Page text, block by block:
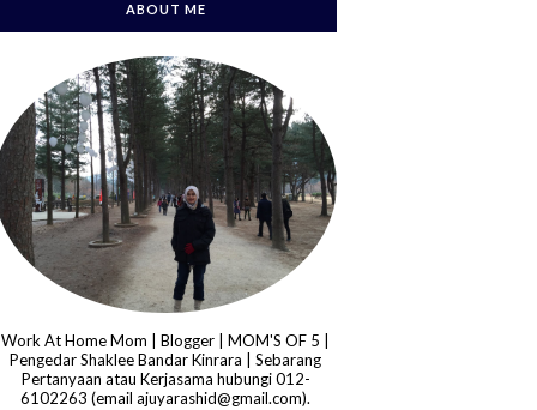
ABOUT ME
Work At Home Mom | Blogger | MOM'S OF 5 |
Pengedar Shaklee Bandar Kinrara | Sebarang
Pertanyaan atau Kerjasama hubungi 012-
6102263 (email ajuyarashid@gmail.com).